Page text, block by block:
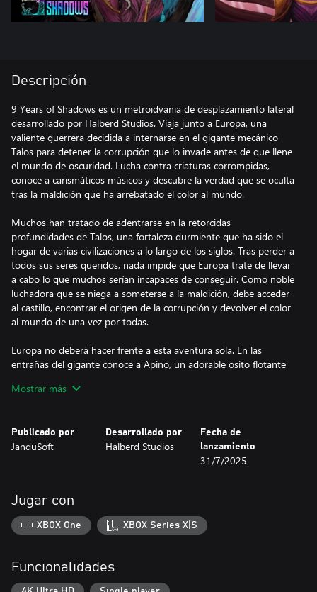
Descripción
9 Years of Shadows es un metroidvania de desplazamiento lateral
desarrollado por Halberd Studios. Viaja junto a Europa, una
valiente guerrera decidida a internarse en el gigante mecánico
Talos para detener la corrupción que lo invade antes de que llene
el mundo de oscuridad. Lucha contra criaturas corrompidas,
conoce a carismáticos músicos y descubre la verdad que se oculta
tras la maldición que ha arrebatado el color al mundo.
Muchos han tratado de adentrarse en la retorcidas
profundidades de Talos, una fortaleza durmiente que ha sido el
hogar de varias civilizaciones a lo largo de los siglos. Tras perder a
todos sus seres queridos, nada impide que Europa trate de llevar
a cabo lo que muchos serían incapaces de conseguir. Como noble
luchadora que se niega a someterse a la maldición, debe acceder
al castillo, encontrar el origen de la corrupción y devolver el color
al mundo de una vez por todas.
Europa no deberá hacer frente a esta aventura sola. En las
entrañas del gigante conoce a Apino, un adorable osito flotante
color y restañar las heridas de sus aliados. También puede
Mientras explora el castillo, Apino puede purgar la corrupción de
Talos y disparar varios proyectiles capaces de destruir cristales
- Un puño que golpea hacia arriba cuando lo invocan.
- Un disparo que viaja por una superficie hasta que impacta con
Mostrar más
Publicado por
JanduSoft
Desarrollado por
Halberd Studios
Fecha de
lanzamiento
31/7/2025
Jugar con
XBOX One XBOX Series X|S
Funcionalidades